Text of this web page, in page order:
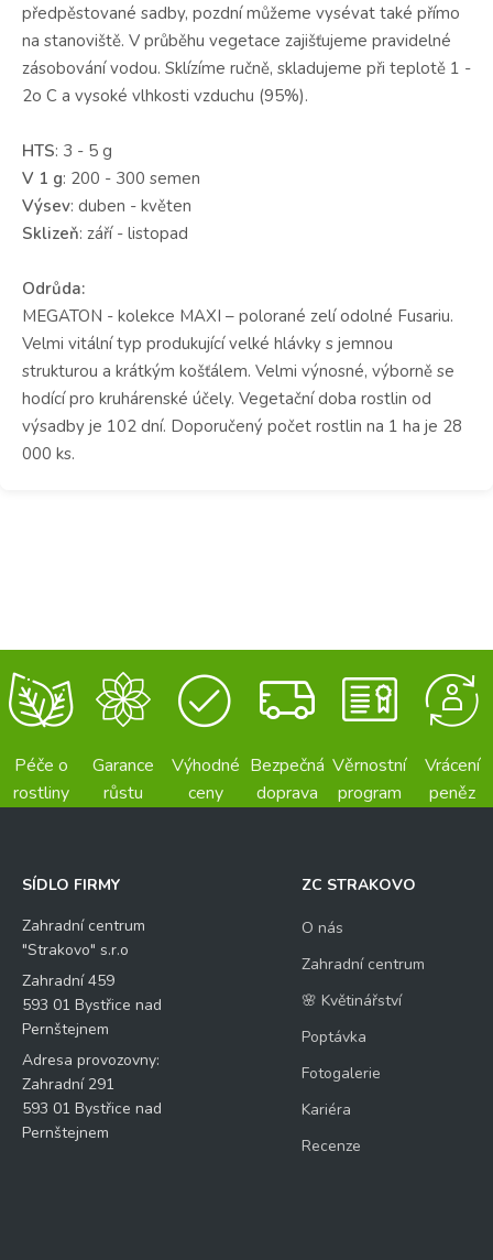
předpěstované sadby, pozdní můžeme vysévat také přímo
na stanoviště. V průběhu vegetace zajišťujeme pravidelné
zásobování vodou. Sklízíme ručně, skladujeme při teplotě 1 -
2o C a vysoké vlhkosti vzduchu (95%).
HTS: 3 - 5 g
V 1 g: 200 - 300 semen
Výsev: duben - květen
Sklizeň: září - listopad
Odrůda:
MEGATON - kolekce MAXI – polorané zelí odolné Fusariu.
Velmi vitální typ produkující velké hlávky s jemnou
strukturou a krátkým košťálem. Velmi výnosné, výborně se
hodící pro kruhárenské účely. Vegetační doba rostlin od
výsadby je 102 dní. Doporučený počet rostlin na 1 ha je 28
000 ks.
Péče o
rostliny
Garance
růstu
Výhodné
ceny
Bezpečná
doprava
Věrnostní
program
Vrácení
peněz
SÍDLO FIRMY
Zahradní centrum
"Strakovo" s.r.o
Zahradní 459
593 01 Bystřice nad
Pernštejnem
Adresa provozovny:
Zahradní 291
593 01 Bystřice nad
Pernštejnem
ZC STRAKOVO
O nás
Zahradní centrum
🌸 Květinářství
Poptávka
Fotogalerie
Kariéra
Recenze